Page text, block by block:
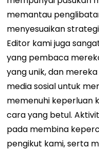
memantau
menyesuaikan
Editor kami juga
yang pembaca
yang unik, dan
media sosial untuk
memenuhi keperluan
cara yang betul.
pada membina
pengikut kami, serta